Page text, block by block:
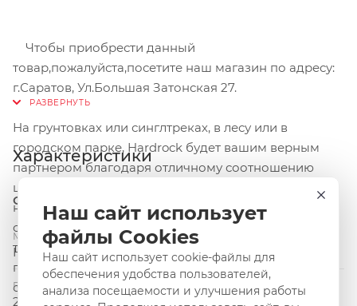
Чтобы приобрести данный
товар,пожалуйста,посетите наш магазин по адресу:
г.Саратов, Ул.Большая Затонская 27.
На грунтовках или синглтреках, в лесу или в
городском парке, Hardrock будет вашим верным
партнером благодаря отличному соотношению
цены, универсальности и качества. 29" колеса и
надежная амортизационная вилка отлично
справятся с неровностями трасс, а дисковые
тормоза придадут уверенности. Сочетая
практичность и эффективность, Hardrock имеет
систему с тремя ведущими звездами и
Характеристики
Общие и основные свойства
Модель и серия
HardRock
Год-Сезон
2014
Наш сайт использует
файлы Cookies
Наш сайт использует cookie-файлы для
обеспечения удобства пользователей,
анализа посещаемости и улучшения работы